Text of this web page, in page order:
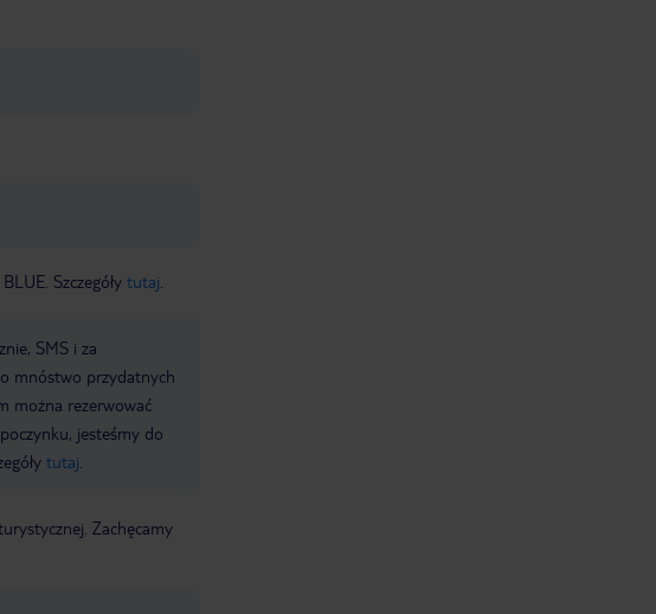
Szczegóły tutaj
SMS i za
mnóstwo przydatnych
można rezerwować
jesteśmy do
tutaj
Zachęcamy